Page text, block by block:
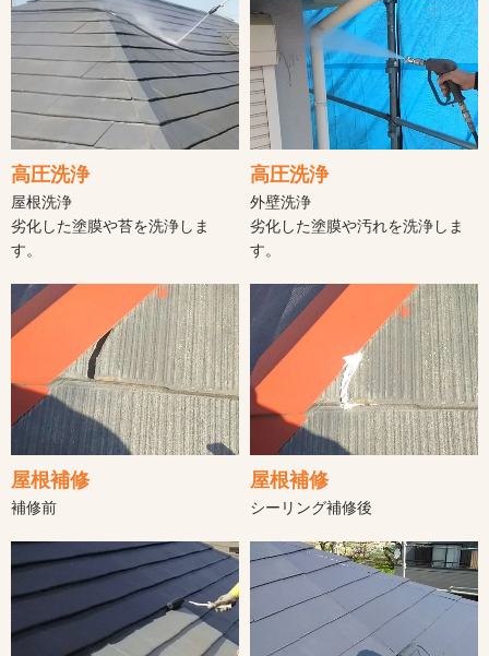
高圧洗浄
屋根洗浄
劣化した塗膜や苔を洗浄しま
す。
高圧洗浄
外壁洗浄
劣化した塗膜や汚れを洗浄しま
す。
屋根補修
補修前
屋根補修
シーリング補修後